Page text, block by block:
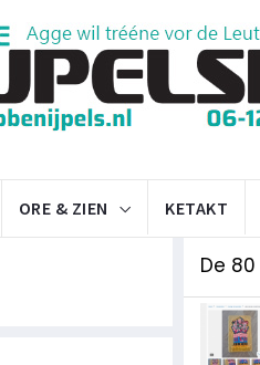
ORE & ZIEN KETAKT
De 80